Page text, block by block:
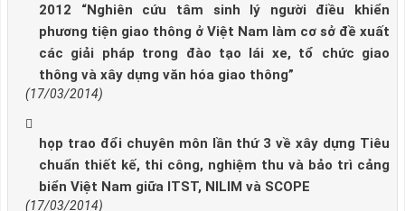
2012 “Nghiên cứu tâm sinh lý người điều khiển
phương tiện giao thông ở Việt Nam làm cơ sở đề xuất
các giải pháp trong đào tạo lái xe, tổ chức giao
thông và xây dựng văn hóa giao thông”
(17/03/2014)
họp trao đổi chuyên môn lần thứ 3 về xây dựng Tiêu
chuẩn thiết kế, thi công, nghiệm thu và bảo trì cảng
biển Việt Nam giữa ITST, NILIM và SCOPE
(17/03/2014)